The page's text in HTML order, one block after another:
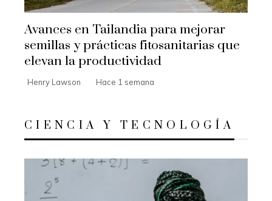
Avances en Tailandia para mejorar
semillas y prácticas fitosanitarias que
elevan la productividad
Henry Lawson Hace 1 semana
CIENCIA Y TECNOLOGÍA